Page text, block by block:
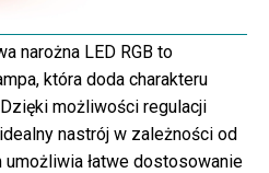
narożna LED RGB to
która doda charakteru
możliwości regulacji
nastrój w zależności od
łatwe dostosowanie